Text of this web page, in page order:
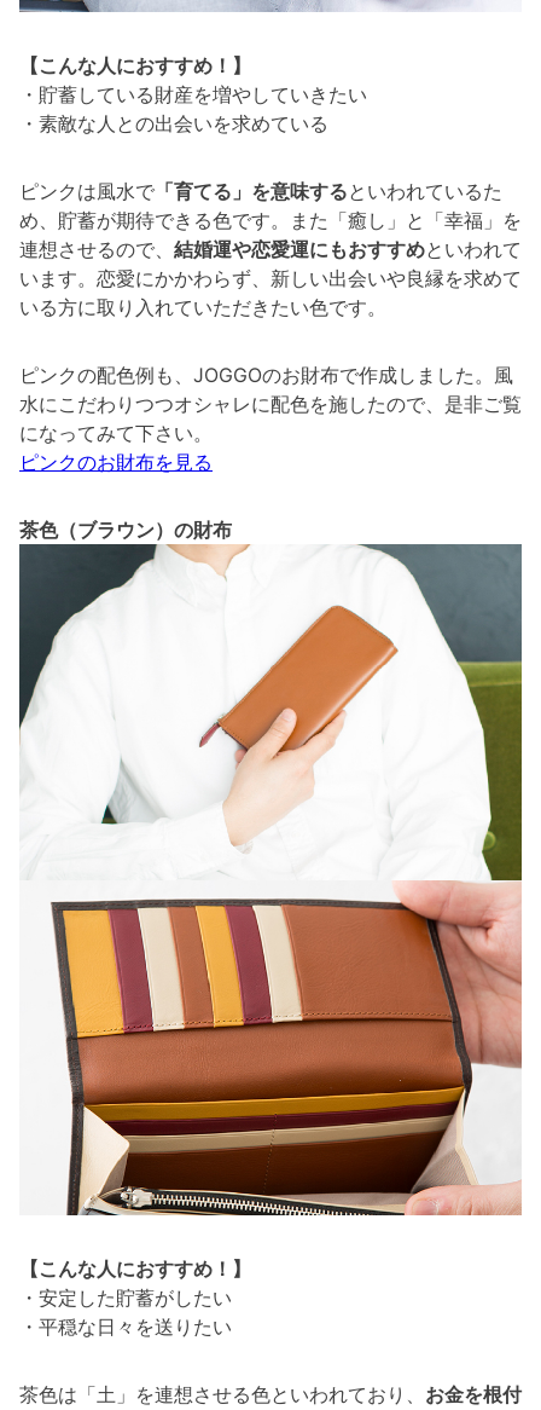
【こんな人におすすめ！】
・貯蓄している財産を増やしていきたい
・素敵な人との出会いを求めている
ピンクは風水で 「育てる」を意味するといわれているた
め、貯蓄が期待できる色です。また「癒し」と「幸福」を
連想させるので、 結婚運や恋愛運にもおすすめといわれて
います。恋愛にかかわらず、新しい出会いや良縁を求めて
いる方に取り入れていただきたい色です。
ピンクの配色例も、JOGGOのお財布で作成しました。風
水にこだわりつつオシャレに配色を施したので、是非ご覧
になってみて下さい。
ピンクのお財布を見る
茶色（ブラウン）の財布
【こんな人におすすめ！】
・安定した貯蓄がしたい
・平穏な日々を送りたい
茶色は「土」を連想させる色といわれており、 お金を根付